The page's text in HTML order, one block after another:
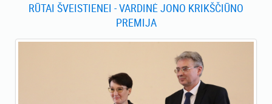
RŪTAI ŠVEISTIENEI - VARDINĖ JONO KRIKŠČIŪNO
PREMIJA